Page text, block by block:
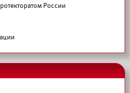
России